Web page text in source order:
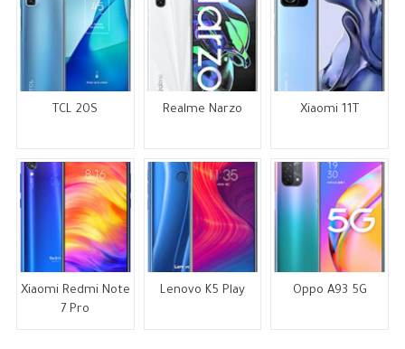
TCL 20S Realme Narzo Xiaomi 11T
Xiaomi Redmi Note
7 Pro
Lenovo K5 Play Oppo A93 5G